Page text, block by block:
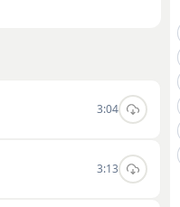
и скачивать
3:04
3:13